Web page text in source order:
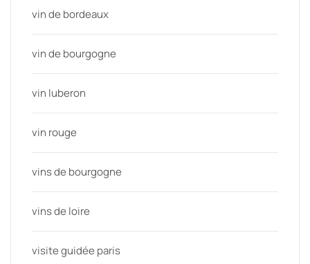
vin de bordeaux
vin de bourgogne
vin luberon
vin rouge
vins de bourgogne
vins de loire
visite guidée paris